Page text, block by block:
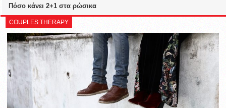
Πόσο κάνει 2+1 στα ρώσικα
COUPLES THERAPY